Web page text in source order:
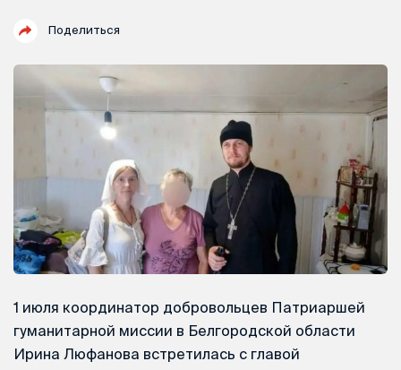
Поделиться
1 июля координатор добровольцев Патриаршей
гуманитарной миссии в Белгородской области
Ирина Люфанова встретилась с главой